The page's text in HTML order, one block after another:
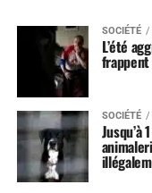
SOCIÉTÉ
L’été
SOCIÉTÉ
Jusqu’à